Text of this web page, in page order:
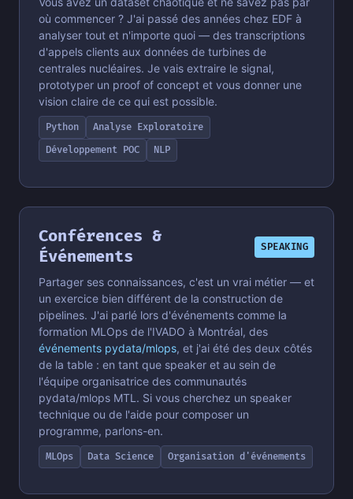
où commencer ? J'ai passé des années chez EDF à
analyser tout et n'importe quoi — des transcriptions
d'appels clients aux données de turbines de
centrales nucléaires. Je vais extraire le signal,
prototyper un proof of concept et vous donner une
vision claire de ce qui est possible.
Python
Analyse Exploratoire
Développement POC
NLP
Conférences &
Événements
SPEAKING
Partager ses connaissances, c'est un vrai métier — et
un exercice bien différent de la construction de
pipelines. J'ai parlé lors d'événements comme la
formation MLOps de l'IVADO à Montréal, des
événements pydata/mlops, et j'ai été des deux côtés
de la table : en tant que speaker et au sein de
l'équipe organisatrice des communautés
pydata/mlops MTL. Si vous cherchez un speaker
technique ou de l'aide pour composer un
programme, parlons-en.
MLOps Data Science Organisation d'événements